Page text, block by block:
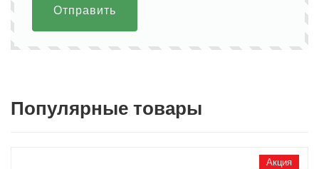
Отправить
Популярные товары
Акция